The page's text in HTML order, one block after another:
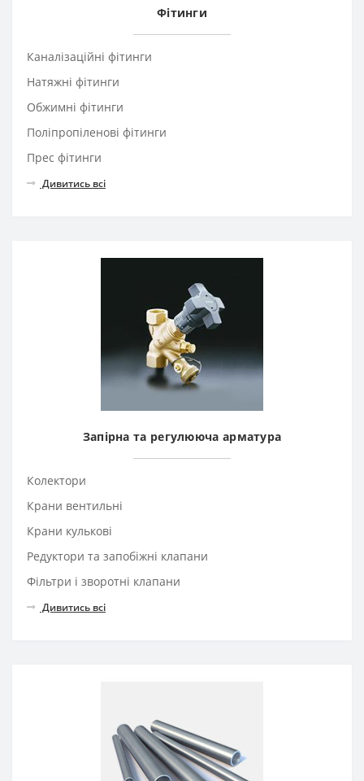
Фітинги
Каналізаційні фітинги
Натяжні фітинги
Обжимні фітинги
Поліпропіленові фітинги
Прес фітинги
Дивитись всі
Запірна та регулююча арматура
Колектори
Крани вентильні
Крани кулькові
Редуктори та запобіжні клапани
Фільтри і зворотні клапани
Дивитись всі